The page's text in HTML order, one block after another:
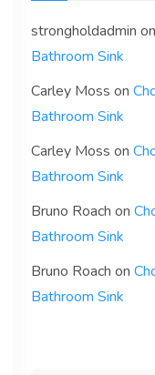
strongholdadmin on
Bathroom Sink
Carley Moss on
Bathroom Sink
Carley Moss on
Bathroom Sink
Bruno Roach on
Bathroom Sink
Bruno Roach on
Bathroom Sink